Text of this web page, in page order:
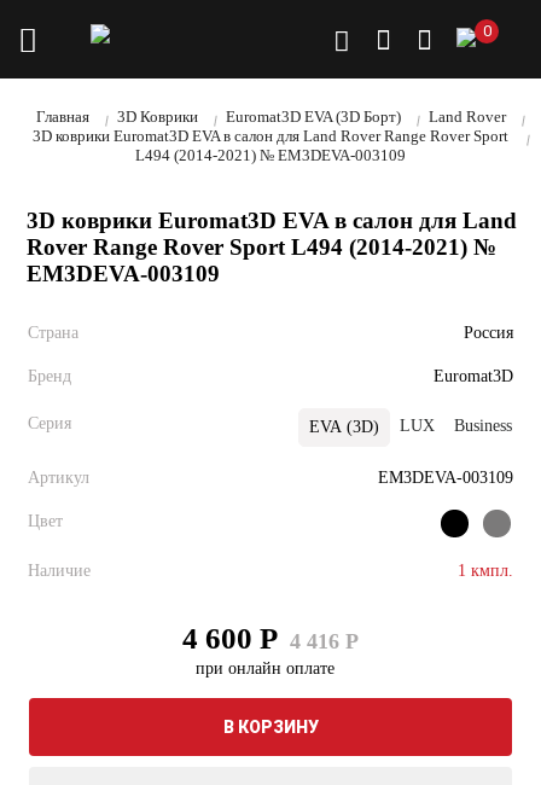
0
Главная 3D Коврики Euromat3D EVA (3D Борт)
Land Rover
3D коврики Euromat3D EVA в салон для Land Rover Range Rover Sport
L494 (2014-2021) № EM3DEVA-003109
3D коврики Euromat3D EVA в салон для Land
Rover Range Rover Sport L494 (2014-2021) №
EM3DEVA-003109
Страна Россия
Бренд Euromat3D
Серия EVA (3D) LUX Business
Артикул EM3DEVA-003109
Цвет
Наличие 1 кмпл.
4 600 Р 4 416 Р
при онлайн оплате
В КОРЗИНУ